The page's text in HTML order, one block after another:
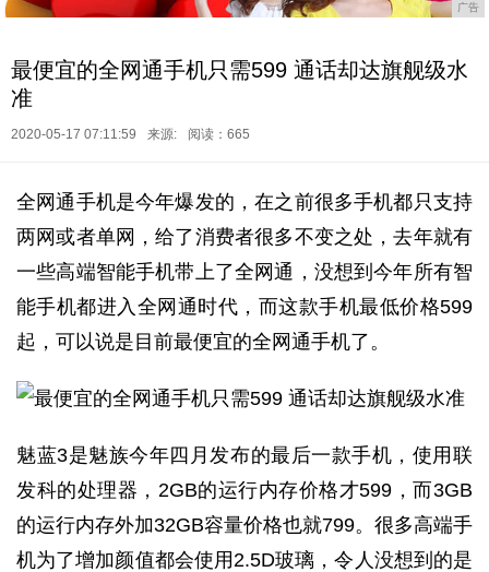
广告
最便宜的全网通手机只需599 通话却达旗舰级水
准
2020-05-17 07:11:59 来源: 阅读：665
全网通手机是今年爆发的，在之前很多手机都只支持
两网或者单网，给了消费者很多不变之处，去年就有
一些高端智能手机带上了全网通，没想到今年所有智
能手机都进入全网通时代，而这款手机最低价格599
起，可以说是目前最便宜的全网通手机了。
魅蓝3是魅族今年四月发布的最后一款手机，使用联
发科的处理器，2GB的运行内存价格才599，而3GB
的运行内存外加32GB容量价格也就799。很多高端手
机为了增加颜值都会使用2.5D玻璃，令人没想到的是